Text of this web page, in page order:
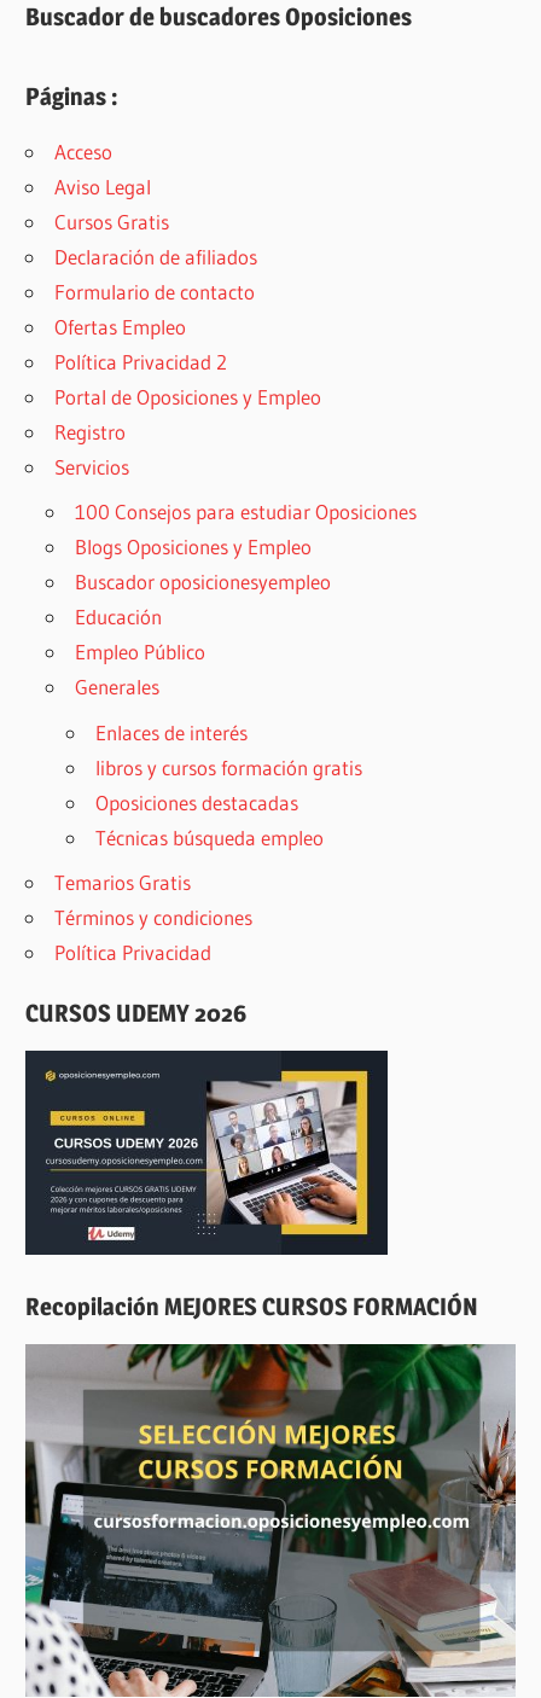
Buscador de buscadores Oposiciones
Páginas :
Acceso
Aviso Legal
Cursos Gratis
Declaración de afiliados
Formulario de contacto
Ofertas Empleo
Política Privacidad 2
Portal de Oposiciones y Empleo
Registro
Servicios
100 Consejos para estudiar Oposiciones
Blogs Oposiciones y Empleo
Buscador oposicionesyempleo
Educación
Empleo Público
Generales
Enlaces de interés
libros y cursos formación gratis
Oposiciones destacadas
Técnicas búsqueda empleo
Temarios Gratis
Términos y condiciones
Política Privacidad
CURSOS UDEMY 2026
Recopilación MEJORES CURSOS FORMACIÓN